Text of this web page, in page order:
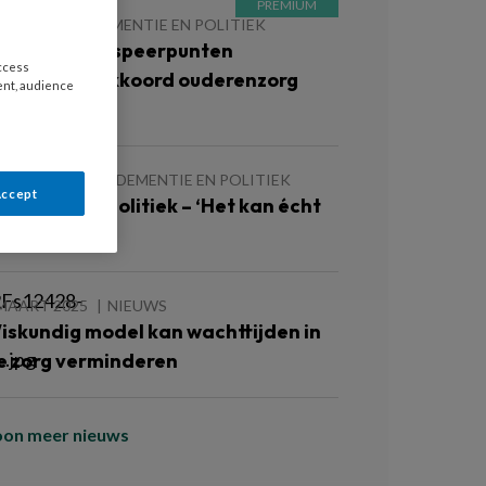
DEMENTIE EN POLITIEK
speerpunten
ouderenzorg
MAART 2025 DEMENTIE EN POLITIEK
en politiek – ‘Het kan écht
2025 NIEUWS
model kan wachttijden in
zorg verminderen
meer nieuws
audience